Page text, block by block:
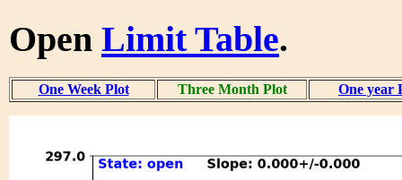
Open Limit Table.
One Week Plot Three Month Plot One year